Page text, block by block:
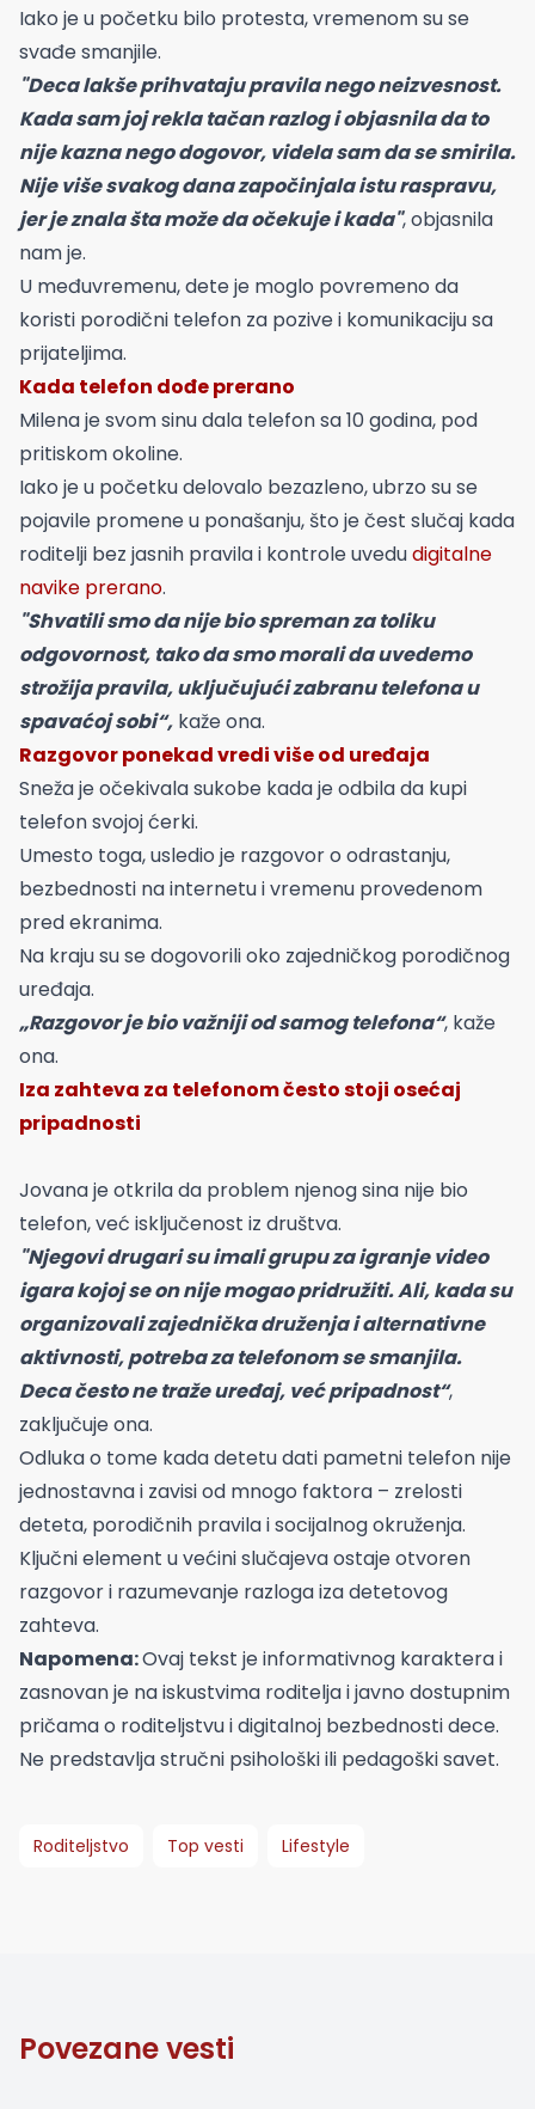
Iako je u početku bilo protesta, vremenom su se
svađe smanjile.
"Deca lakše prihvataju pravila nego neizvesnost.
Kada sam joj rekla tačan razlog i objasnila da to
nije kazna nego dogovor, videla sam da se smirila.
Nije više svakog dana započinjala istu raspravu,
jer je znala šta može da očekuje i kada", objasnila
nam je.
U međuvremenu, dete je moglo povremeno da
koristi porodični telefon za pozive i komunikaciju sa
prijateljima.
Kada telefon dođe prerano
Milena je svom sinu dala telefon sa 10 godina, pod
pritiskom okoline.
Iako je u početku delovalo bezazleno, ubrzo su se
pojavile promene u ponašanju, što je čest slučaj kada
roditelji bez jasnih pravila i kontrole uvedudigitalne
navike prerano.
"Shvatili smo da nije bio spreman za toliku
odgovornost, tako da smo morali da uvedemo
strožija pravila, uključujući zabranu telefona u
spavaćoj sobi“, kaže ona.
Razgovor ponekad vredi više od uređaja
Sneža je očekivala sukobe kada je odbila da kupi
telefon svojoj ćerki.
Umesto toga, usledio je razgovor o odrastanju,
bezbednosti na internetu i vremenu provedenom
pred ekranima.
Na kraju su se dogovorili oko zajedničkog porodičnog
uređaja.
„Razgovor je bio važniji od samog telefona“, kaže
ona.
Iza zahteva za telefonom često stoji osećaj
pripadnosti
Jovana je otkrila da problem njenog sina nije bio
telefon, već isključenost iz društva.
"Njegovi drugari su imali grupu za igranje video
igara kojoj se on nije mogao pridružiti. Ali, kada su
organizovali zajednička druženja i alternativne
aktivnosti, potreba za telefonom se smanjila.
Deca često ne traže uređaj, već pripadnost“,
zaključuje ona.
Odluka o tome kada detetu dati pametni telefon nije
jednostavna i zavisi od mnogo faktora – zrelosti
deteta, porodičnih pravila i socijalnog okruženja.
Ključni element u većini slučajeva ostaje otvoren
razgovor i razumevanje razloga iza detetovog
zahteva.
Napomena:Ovaj tekst je informativnog karaktera i
zasnovan je na iskustvima roditelja i javno dostupnim
pričama o roditeljstvu i digitalnoj bezbednosti dece.
Ne predstavlja stručni psihološki ili pedagoški savet.
Roditeljstvo Top vesti Lifestyle
Povezane vesti